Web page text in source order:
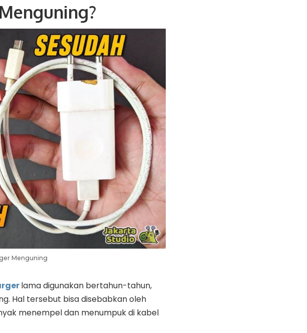
Menguning
lama digunakan bertahun-tahun,
Hal tersebut bisa disebabkan oleh
menempel dan menumpuk di kabel